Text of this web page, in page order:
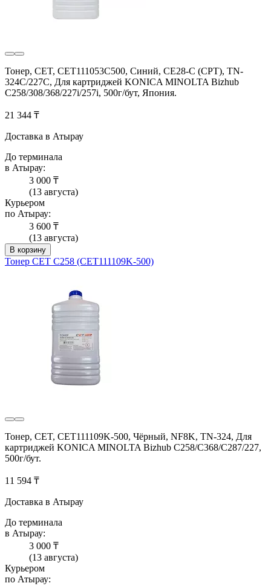
Тонер, CET, CET111053C500, Синий, CE28-C (CPT), TN-
324C/227C, Для картриджей KONICA MINOLTA Bizhub
C258/308/368/227i/257i, 500г/бут, Япония.
21 344 ₸
Доставка в Атырау
До терминала
в Атырау:
3 000 ₸
(13 августа)
Курьером
по Атырау:
3 600 ₸
(13 августа)
В корзину
Тонер CET C258 (CET111109K-500)
Тонер, CET, CET111109K-500, Чёрный, NF8K, TN-324, Для
картриджей KONICA MINOLTA Bizhub C258/C368/C287/227,
500г/бут.
11 594 ₸
Доставка в Атырау
До терминала
в Атырау:
3 000 ₸
(13 августа)
Курьером
по Атырау: